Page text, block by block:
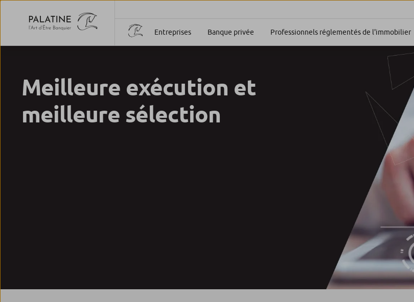
Entreprises Banque privée Professionnels réglementés de l'immobilier
Meilleure exécution et
meilleure sélection